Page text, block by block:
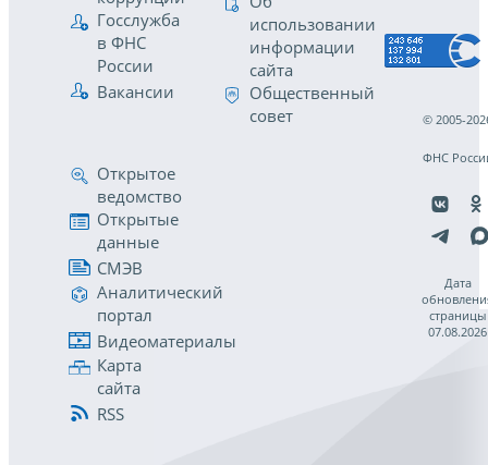
Госслужба
в ФНС
России
Вакансии
использовании
информации
сайта
Общественный
совет
Открытое
ведомство
Открытые
данные
СМЭВ
Аналитический
портал
Видеоматериалы
Карта
сайта
RSS
© 2005-
ФНС
Дата
страницы
07.08.2026